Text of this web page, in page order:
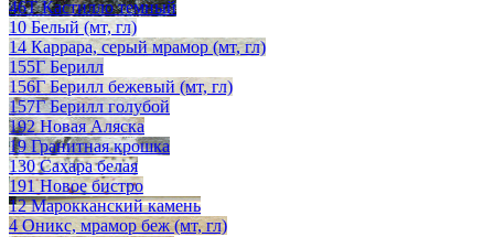
46Т Кастилло темный
10 Белый (мт, гл)
14 Каррара, серый мрамор (мт, гл)
155Г Берилл
156Г Берилл бежевый (мт, гл)
157Г Берилл голубой
192 Новая Аляска
19 Гранитная крошка
130 Сахара белая
191 Новое бистро
12 Марокканский камень
4 Оникс, мрамор беж (мт, гл)